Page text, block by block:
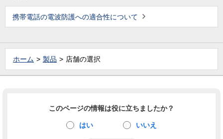
携帯電話の電波防護への適合性について
ホーム 製品 店舗の選択
このページの情報は役に立ちましたか？
はい いいえ